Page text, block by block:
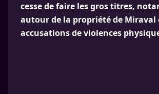
cesse de faire les gros titres,
autour de la propriété de Miraval
accusations de violences